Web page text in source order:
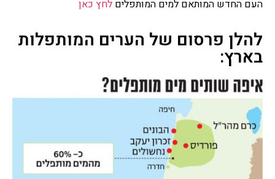
העם החדש המותאם למים המותפלים לחץ כאן
להלן פרסום של הערים המותפלות
בארץ: